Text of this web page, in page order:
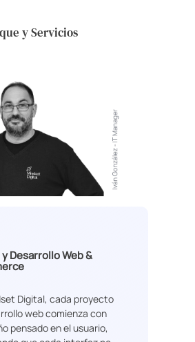
y Servicios
Desarrollo Web &
Digital, cada proyecto
web comienza con
pensado en el usuario,